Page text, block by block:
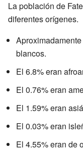
La población de
diferentes orígenes.
blancos.
El 6.8% eran
El 0.76% eran
El 1.59% eran
El 0.03% eran
El 4.55% eran de